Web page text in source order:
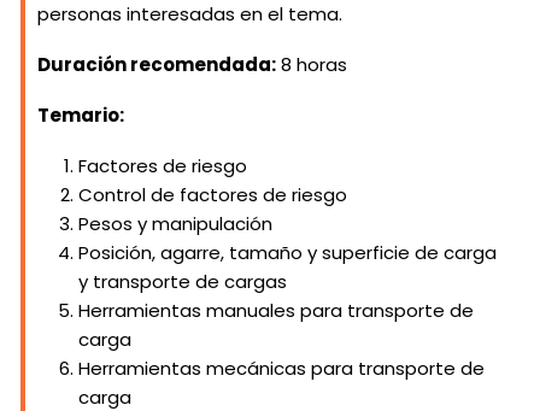
personas interesadas en el tema.
Duración recomendada:8 horas
Temario:
Factores de riesgo
Control de factores de riesgo
Pesos y manipulación
Posición, agarre, tamaño y superficie de carga
y transporte de cargas
Herramientas manuales para transporte de
carga
Herramientas mecánicas para transporte de
carga